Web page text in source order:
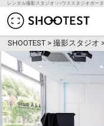
レンタル撮影スタジオ･ハウススタジオポー
レ
SHOOTEST >撮影スタジオ